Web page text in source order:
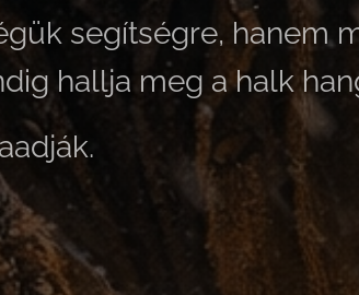
segítségre, hanem
hallja meg a halk